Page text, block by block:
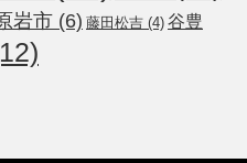
岩市 (6) 藤田松吉 (4) 谷豊